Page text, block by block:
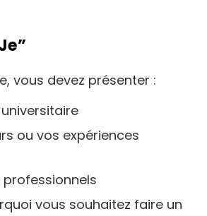
vous devez présenter :
ou vos expériences
vous souhaitez faire un